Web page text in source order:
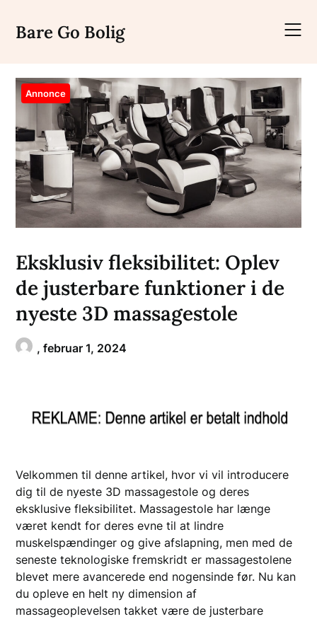
content
Bare Go Bolig
Annonce
Eksklusiv fleksibilitet: Oplev
de justerbare funktioner i de
nyeste 3D massagestole
,februar 1, 2024
Velkommen til denne artikel, hvor vi vil introducere
dig til de nyeste 3D massagestole og deres
eksklusive fleksibilitet. Massagestole har længe
været kendt for deres evne til at lindre
muskelspændinger og give afslapning, men med de
seneste teknologiske fremskridt er massagestolene
blevet mere avancerede end nogensinde før. Nu kan
du opleve en helt ny dimension af
massageoplevelsen takket være de justerbare